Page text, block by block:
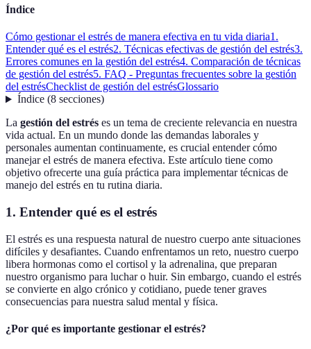
Índice
Cómo gestionar el estrés de manera efectiva en tu vida diaria1.
Entender qué es el estrés2. Técnicas efectivas de gestión del estrés3.
Errores comunes en la gestión del estrés4. Comparación de técnicas
de gestión del estrés5. FAQ - Preguntas frecuentes sobre la gestión
del estrésChecklist de gestión del estrésGlossario
Índice(8 secciones)
La gestión del estrés es un tema de creciente relevancia en nuestra
vida actual. En un mundo donde las demandas laborales y
personales aumentan continuamente, es crucial entender cómo
manejar el estrés de manera efectiva. Este artículo tiene como
objetivo ofrecerte una guía práctica para implementar técnicas de
manejo del estrés en tu rutina diaria.
1. Entender qué es el estrés
El estrés es una respuesta natural de nuestro cuerpo ante situaciones
difíciles y desafiantes. Cuando enfrentamos un reto, nuestro cuerpo
libera hormonas como el cortisol y la adrenalina, que preparan
nuestro organismo para luchar o huir. Sin embargo, cuando el estrés
se convierte en algo crónico y cotidiano, puede tener graves
consecuencias para nuestra salud mental y física.
¿Por qué es importante gestionar el estrés?